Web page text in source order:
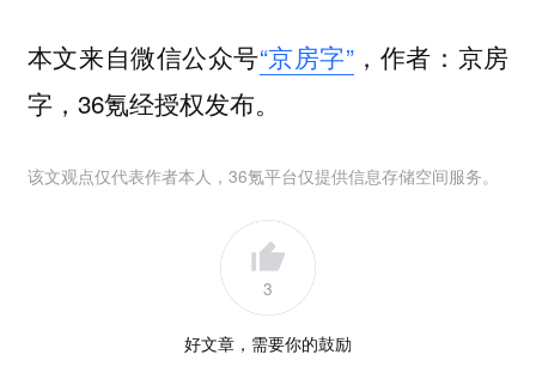
本文来自微信公众号“京房字”，作者：京房
字，36氪经授权发布。
该文观点仅代表作者本人，36氪平台仅提供信息存储空间服务。
3
好文章，需要你的鼓励